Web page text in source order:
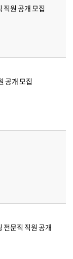
직원 공개 모집
공개 모집
전문직 직원 공개